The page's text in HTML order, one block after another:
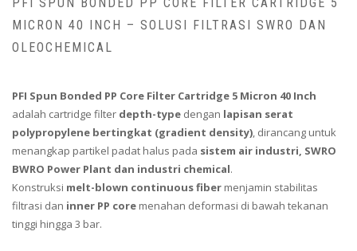
PFI SPUN BONDED PP CORE FILTER CARTRIDGE 5
MICRON 40 INCH – SOLUSI FILTRASI SWRO DAN
OLEOCHEMICAL
PFI Spun Bonded PP Core Filter Cartridge 5 Micron 40 Inch
adalah cartridge filter depth-type dengan lapisan serat
polypropylene bertingkat (gradient density), dirancang untuk
menangkap partikel padat halus pada sistem air industri, SWRO
BWRO Power Plant dan industri chemical.
Konstruksi melt-blown continuous fiber menjamin stabilitas
filtrasi dan inner PP core menahan deformasi di bawah tekanan
tinggi hingga 3 bar.